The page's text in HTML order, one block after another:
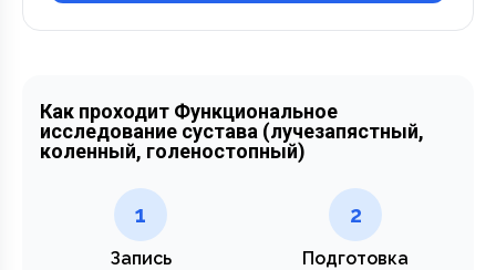
Как проходит Функциональное
исследование сустава (лучезапястный,
коленный, голеностопный)
1
Запись
2
Подготовка